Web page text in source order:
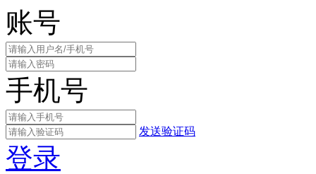
账号
手机号
发送验证码
登录